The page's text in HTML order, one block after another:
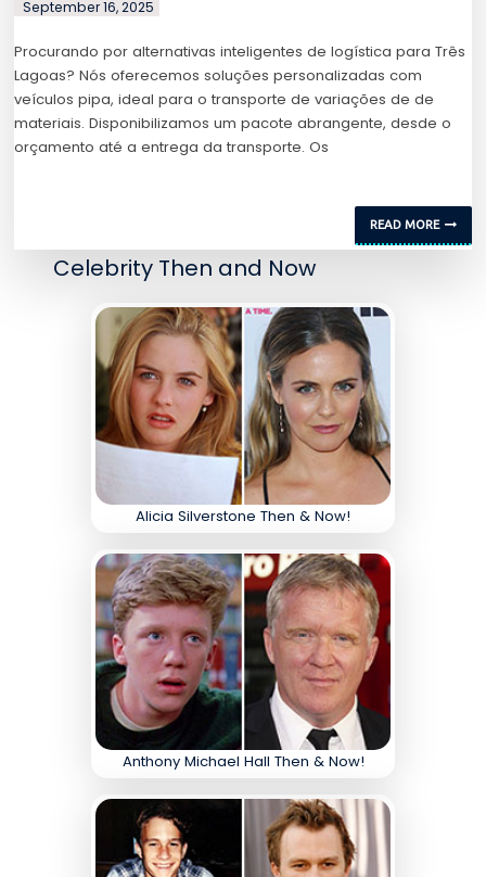
September 16, 2025
Procurando por alternativas inteligentes de logística para Três
Lagoas? Nós oferecemos soluções personalizadas com
veículos pipa, ideal para o transporte de variações de de
materiais. Disponibilizamos um pacote abrangente, desde o
orçamento até a entrega da transporte. Os
READ MORE
Celebrity Then and Now
Alicia Silverstone Then & Now!
Anthony Michael Hall Then & Now!